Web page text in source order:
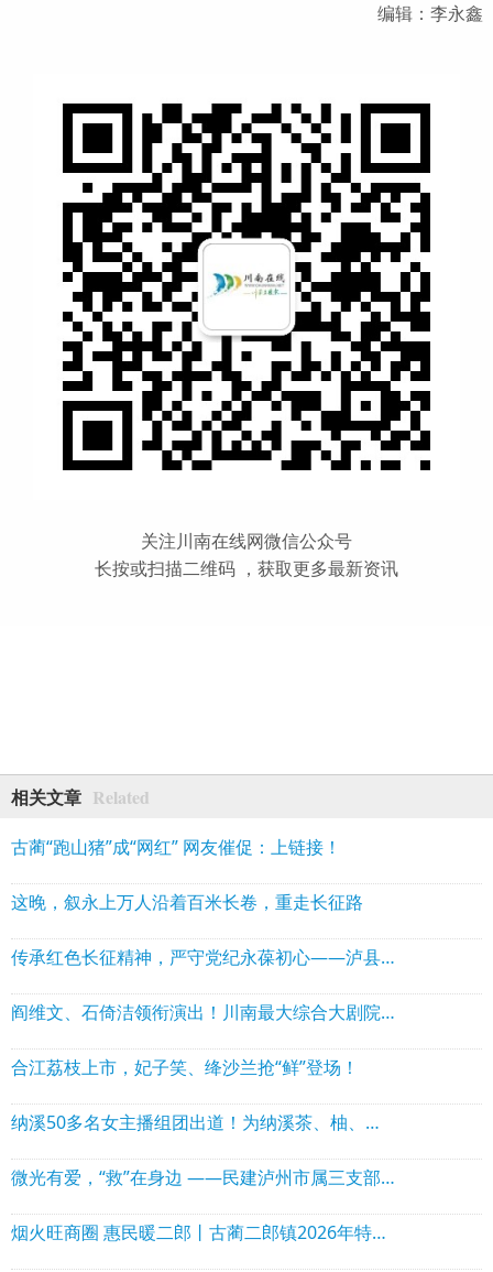
编辑：李永鑫
关注川南在线网微信公众号
长按或扫描二维码 ，获取更多最新资讯
相关文章 Related
古蔺“跑山猪”成“网红” 网友催促：上链接！
这晚，叙永上万人沿着百米长卷，重走长征路
传承红色长征精神，严守党纪永葆初心——泸县建校第三党支部开展主题党日活动
阎维文、石倚洁领衔演出！川南最大综合大剧院落地泸州
合江荔枝上市，妃子笑、绛沙兰抢“鲜”登场！
纳溪50多名女主播组团出道！为纳溪茶、柚、白酒等代言
微光有爱，“救”在身边 ——民建泸州市属三支部举办“微光·救在身边”应急救援实训活动
烟火旺商圈 惠民暖二郎丨古蔺二郎镇2026年特色惠民消费市集系列活动圆满落幕！